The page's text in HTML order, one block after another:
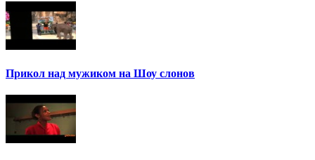
Прикол над мужиком на Шоу слонов